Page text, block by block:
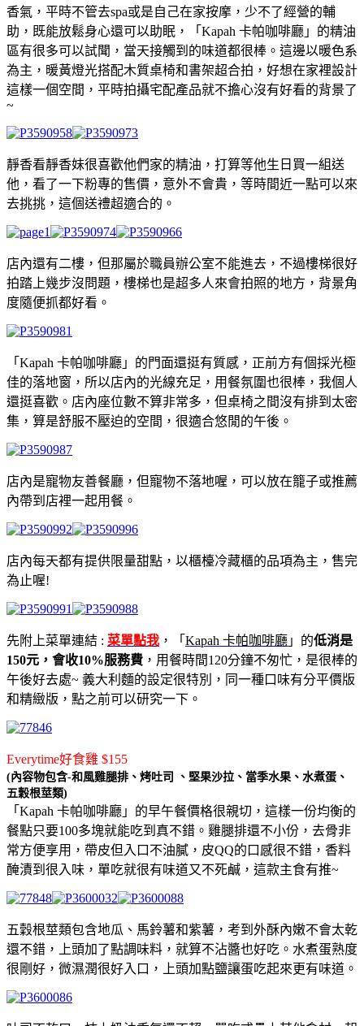
香氣，平時不管去spa或是自己在家按摩，少不了經營的輔
助，既能放鬆身心還可以助眠，「Kapah 卡帕咖啡廳」的精油
區有很多可以試聞，當天接觸到的味道都很棒。這邊以暖色系
為主，暖黃燈光搭配木質桌椅和書架超合拍，好想在家裡設計
這樣一個空間，平時拍攝宅配產品就不擔心沒有好看的背景了
~
靜香看靜香妹很喜歡他們家的精油，打算等他生日買一組送
他，看了一下粉專的售價，意外不會貴，等時間近一點可以來
去挑挑，這個送禮超適合的。
店內還有二樓，但那屬於職員辦公室不能進去，不過樓梯很好
拍踏上幾步沒問題，樓梯也是超多人來會拍照的地方，背景角
度隨便抓都好看。
「Kapah 卡帕咖啡廳」的門面還挺有質感，正前方有個採光極
佳的落地窗，所以店內的光線充足，用餐氛圍也很棒，我個人
還挺喜歡。店內座位數不算非常多，但桌椅之間沒有排到太密
集，算是舒服不壓迫的空間，很適合悠閒的午後。
店內是寵物友善餐廳，但寵物不落地喔，可以放在籠子或推薦
內帶到店裡一起用餐。
店內每天都有提供限量甜點，以櫃檯冷藏櫃的品項為主，售完
為止喔!
先附上菜單連結 : 菜單點我 ，「 Kapah 卡帕咖啡廳 」的低消是
150元，會收10%服務費 ，用餐時間120分鐘不匆忙，是很棒的
午後好去處~ 義大利麵的設定很特別，同一種口味有分平價版
和精緻版，點之前可以研究一下。
Everytime好食雞 $155
(內容物包含-和風雞腿排、烤吐司 、堅果沙拉、當季水果、水煮蛋、
五穀根莖類)
「Kapah 卡帕咖啡廳」的早午餐價格很親切，這樣一份均衡的
餐點只要100多塊就能吃到真不錯。雞腿排還不小份，去骨非
常方便享用，帶皮但入口不油膩，皮QQ的口感很不錯，香料
醃漬到很入味，單吃就很有味道又不死鹹，這款主食有推~
五穀根莖類包含地瓜、馬鈴薯和紫薯，考到外酥內嫩不會太乾
還不錯，上頭加了點調味料，就算不沾醬也好吃。水煮蛋熟度
很剛好，微濕潤很好入口，上頭加點鹽讓蛋吃起來更有味道。